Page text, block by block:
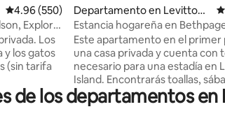
Calificación promedio: 4.96 de 5; 550
4.96 (550)
Explora
Los
y los gatos
(sin tarifa
para dos
en el río
Departamento en Levittow
n
Estancia hogareña en
Este apartamento en el primer
una casa privada y cuenta con
necesario para una estadía en
Island. Encontrarás toallas, sábanas, una
cocina completa con platos y
La unidad de refrigerador
de los departamentos en